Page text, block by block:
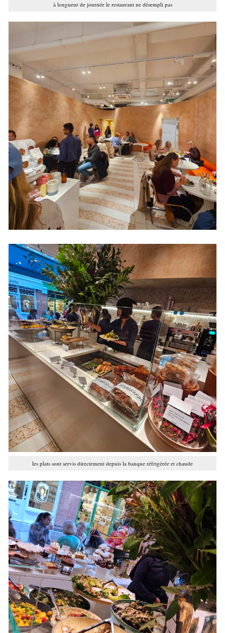
à longueur de journée le restaurant ne désempli pas
les plats sont servis directement depuis la banque réfrigérée et chaude